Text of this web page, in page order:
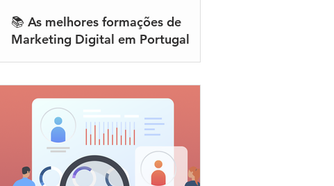
📚 As melhores formações de
Marketing Digital em Portugal